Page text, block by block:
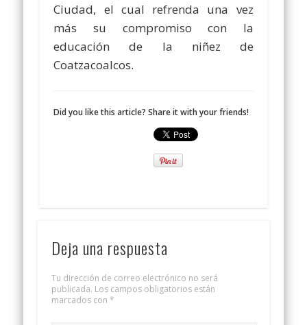
Ciudad, el cual refrenda una vez
más su compromiso con la
educación de la niñez de
Coatzacoalcos.
Did you like this article? Share it with your friends!
Deja una respuesta
Tu dirección de correo electrónico no será
publicada. Los campos obligatorios están
marcados con *